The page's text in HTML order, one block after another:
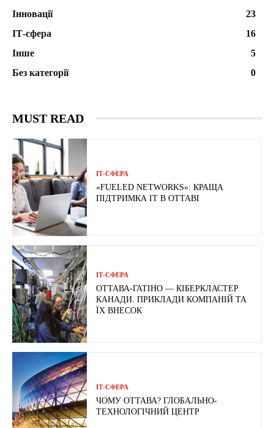
Інновації
23
ІТ-сфера
16
Інше
5
Без категорії
0
MUST READ
ІТ-СФЕРА
«FUELED NETWORKS»: КРАЩА
ПІДТРИМКА IT В ОТТАВІ
ІТ-СФЕРА
ОТТАВА-ГАТІНО — КІБЕРКЛАСТЕР
КАНАДИ. ПРИКЛАДИ КОМПАНІЙ ТА
ЇХ ВНЕСОК
ІТ-СФЕРА
ЧОМУ ОТТАВА? ГЛОБАЛЬНО-
ТЕХНОЛОГІЧНИЙ ЦЕНТР